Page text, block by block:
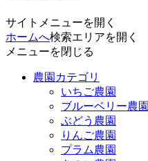
サイトメニューを開く
ホームへ検索エリアを開く
メニューを閉じる
農園カテゴリ
いちご農園
ブルーベリー農園
ぶどう農園
りんご農園
プラム農園